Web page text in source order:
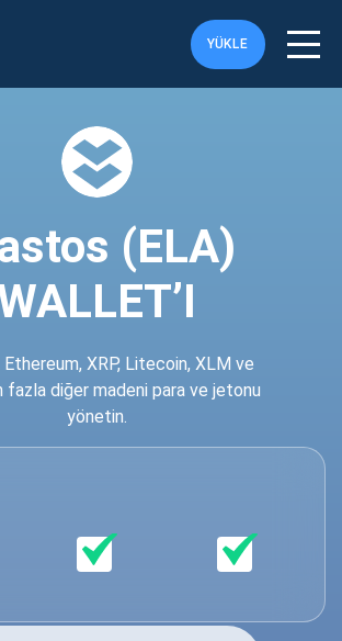
YÜKLE
(ELA)
XRP, Litecoin, XLM ve
fazla diğer madeni para ve jetonu
yönetin.